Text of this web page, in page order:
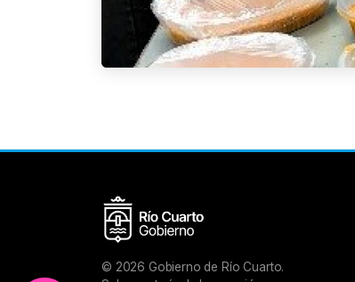
© 2026 Gobierno de Río Cuarto.
Leer al pasar el mouse